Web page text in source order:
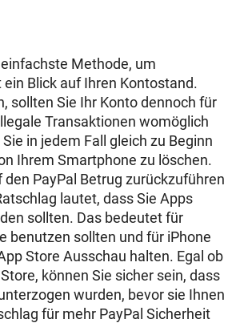
Methode, um
Blick auf Ihren Kontostand.
sollten Sie Ihr Konto dennoch für
Transaktionen womöglich
in jedem Fall gleich zu Beginn
Ihrem Smartphone zu löschen.
PayPal Betrug zurückzuführen
lautet, dass Sie Apps
sollten. Das bedeutet für
benutzen sollten und für iPhone
Store Ausschau halten. Egal ob
können Sie sicher sein, dass
wurden, bevor sie Ihnen
für mehr PayPal Sicherheit